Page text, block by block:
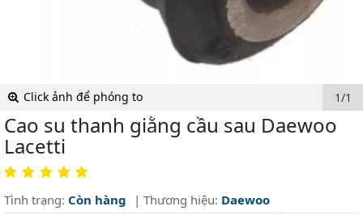
Click ảnh để phóng to 1/1
Cao su thanh giằng cầu sau Daewoo
Lacetti
Tình trạng: Còn hàng | Thương hiệu: Daewoo